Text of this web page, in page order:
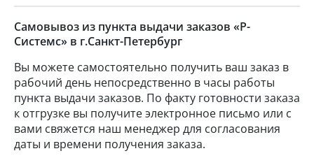
Самовывоз из пункта выдачи заказов «Р-
Системс» в г.Санкт-Петербург
Вы можете самостоятельно получить ваш заказ в
рабочий день непосредственно в часы работы
пункта выдачи заказов. По факту готовности заказа
к отгрузке вы получите электронное письмо или с
вами свяжется наш менеджер для согласования
даты и времени получения заказа.